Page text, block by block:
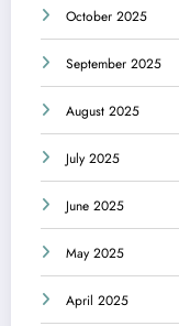
October 2025
September 2025
August 2025
July 2025
June 2025
May 2025
April 2025